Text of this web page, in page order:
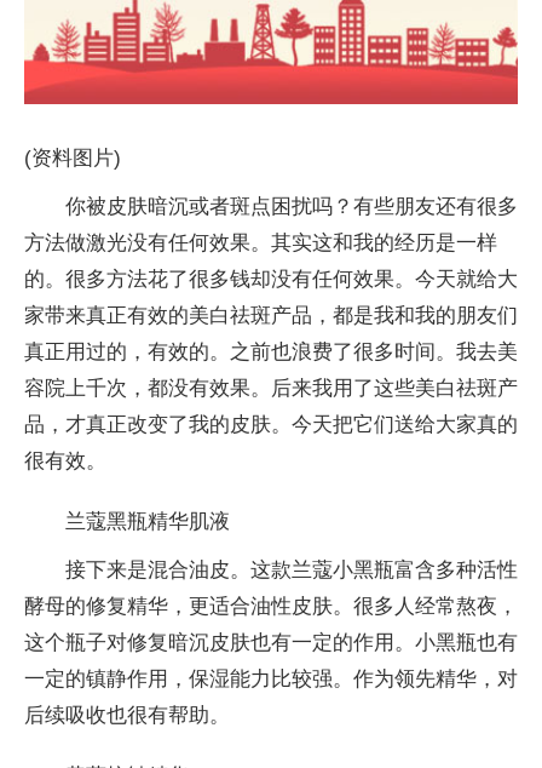
(资料图片)
你被皮肤暗沉或者斑点困扰吗？有些朋友还有很多
方法做激光没有任何效果。其实这和我的经历是一样
的。很多方法花了很多钱却没有任何效果。今天就给大
家带来真正有效的美白祛斑产品，都是我和我的朋友们
真正用过的，有效的。之前也浪费了很多时间。我去美
容院上千次，都没有效果。后来我用了这些美白祛斑产
品，才真正改变了我的皮肤。今天把它们送给大家真的
很有效。
兰蔻黑瓶精华肌液
接下来是混合油皮。这款兰蔻小黑瓶富含多种活性
酵母的修复精华，更适合油性皮肤。很多人经常熬夜，
这个瓶子对修复暗沉皮肤也有一定的作用。小黑瓶也有
一定的镇静作用，保湿能力比较强。作为领先精华，对
后续吸收也很有帮助。